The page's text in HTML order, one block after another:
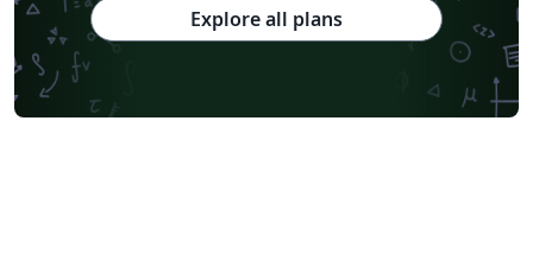
Explore all plans